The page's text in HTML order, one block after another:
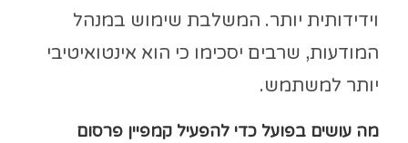
וידידותית יותר. המשלבת שימוש במנהל
המודעות, שרבים יסכימו כי הוא אינטואיטיבי
יותר למשתמש.
מה עושים בפועל כדי להפעיל קמפיין פרסום